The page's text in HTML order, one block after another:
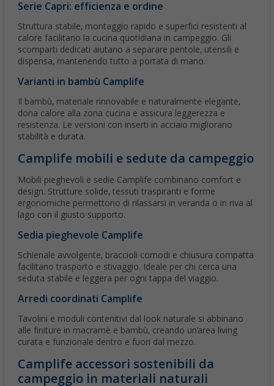
Serie Capri: efficienza e ordine
Struttura stabile, montaggio rapido e superfici resistenti al
calore facilitano la cucina quotidiana in campeggio. Gli
scomparti dedicati aiutano a separare pentole, utensili e
dispensa, mantenendo tutto a portata di mano.
Varianti in bambù Camplife
Il bambù, materiale rinnovabile e naturalmente elegante,
dona calore alla zona cucina e assicura leggerezza e
resistenza. Le versioni con inserti in acciaio migliorano
stabilità e durata.
Camplife mobili e sedute da campeggio
Mobili pieghevoli e sedie Camplife combinano comfort e
design. Strutture solide, tessuti traspiranti e forme
ergonomiche permettono di rilassarsi in veranda o in riva al
lago con il giusto supporto.
Sedia pieghevole Camplife
Schienale avvolgente, braccioli comodi e chiusura compatta
facilitano trasporto e stivaggio. Ideale per chi cerca una
seduta stabile e leggera per ogni tappa del viaggio.
Arredi coordinati Camplife
Tavolini e moduli contenitivi dal look naturale si abbinano
alle finiture in macramè e bambù, creando un’area living
curata e funzionale dentro e fuori dal mezzo.
Camplife accessori sostenibili da
campeggio in materiali naturali